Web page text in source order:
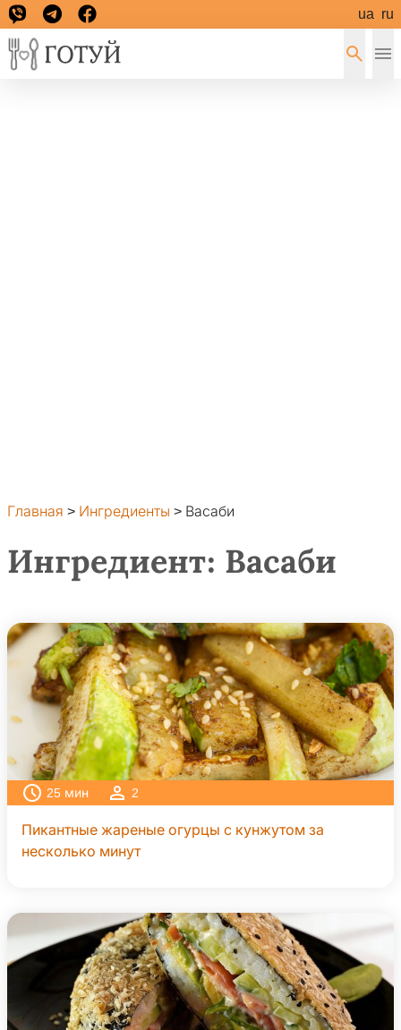
ua ru
Главная > Ингредиенты > Васаби
Ингредиент: Васаби
25 мин 2
Пикантные жареные огурцы с кунжутом за
несколько минут